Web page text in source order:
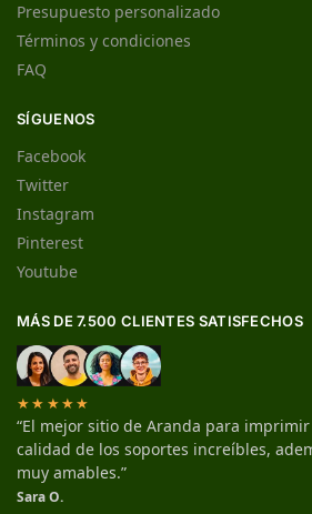
Presupuesto personalizado
Términos y condiciones
FAQ
SÍGUENOS
Facebook
Twitter
Instagram
Pinterest
Youtube
MÁS DE 7.500 CLIENTES SATISFECHOS
★★★★★
“El mejor sitio de Aranda para
calidad de los soportes increíbles,
muy amables.”
Sara O.